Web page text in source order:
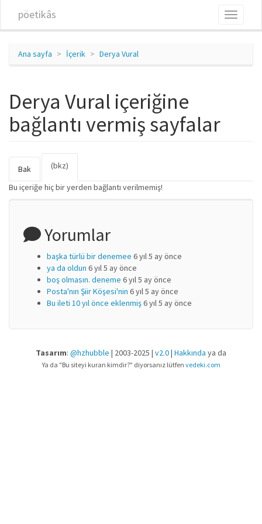
pöetikâs
Toggle
Ana sayfa İçerik Derya Vural
Derya Vural içeriğine
bağlantı vermiş sayfalar
Birincil sekmeler
Bak (bkz)
Bu içeriğe hiç bir yerden bağlantı verilmemiş!
Yorumlar
başka türlü bir denemee 6 yıl 5 ay önce
ya da oldun 6 yıl 5 ay önce
boş olmasın. deneme 6 yıl 5 ay önce
Posta'nın Şiir Köşesi'nin 6 yıl 5 ay önce
Bu ileti 10 yıl önce eklenmiş6 yıl 5 ay önce
Tasarım: @hzhubble | 2003-2025 | v2.0| Hakkında ya da
Ya da "Bu siteyi kuran kimdir?" diyorsanız lütfen vedeki.com